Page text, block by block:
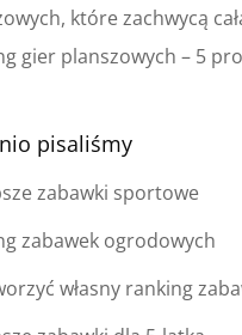
które zachwycą
gier planszowych – 5
pisaliśmy
zabawki sportowe
zabawek ogrodowych
własny ranking